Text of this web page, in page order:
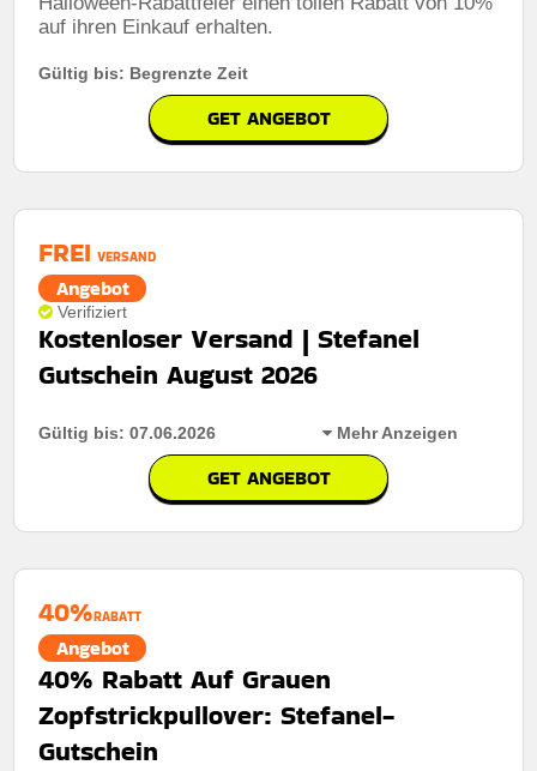
auf ihren Einkauf erhalten.
Gültig bis: Begrenzte Zeit
GET ANGEBOT
FREI VERSAND
Angebot
Verifiziert
Kostenloser Versand | Stefanel
Gutschein August 2026
Gültig bis: 07.06.2026 Mehr Anzeigen
GET ANGEBOT
Berechtigung:
Art des Angebots:Zeitlich begrenztes angebot
Kumulierbar:Nicht mit anderen Aktionen kombinierbar
40%RABATT
Angebot
40% Rabatt Auf Grauen
Zopfstrickpullover: Stefanel-
Gutschein